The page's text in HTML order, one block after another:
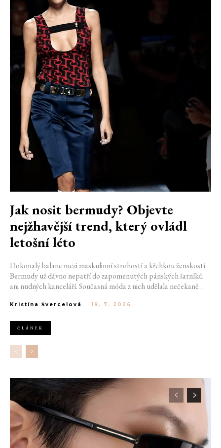
Jak nosit bermudy? Objevte
nejžhavější trend, který ovládl
letošní léto
Dokonalý balanc mezi maskulinní strohostí a křehkou ženskostí.
Bermudy už dávno nepatří do zapomenutých pánských šatníků
ani nudných kanceláří. Současná móda z nich udělala nečekaně
minisukně na vedlejší kolej. Tento kousek opouští škatulku
stává nejsilnějším manifestem moderní nonšalance letošního léta.
Kristína Švercelová - 19. 7. 2026
ČLÁNEK